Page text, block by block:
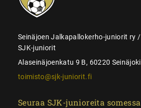
Seinäjoen Jalkapallokerho-juniorit ry /
SJK-juniorit
Alaseinäjoenkatu 9 B, 60220 Seinäjoki
toimisto@sjk-juniorit.fi
Seuraa SJK-junioreita somessa